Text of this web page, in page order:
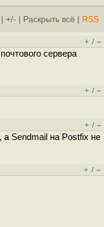
+/- Раскрыть всё RSS
+ / –
сервера
+ / –
+ / –
Sendmail на Postfix не
+ / –